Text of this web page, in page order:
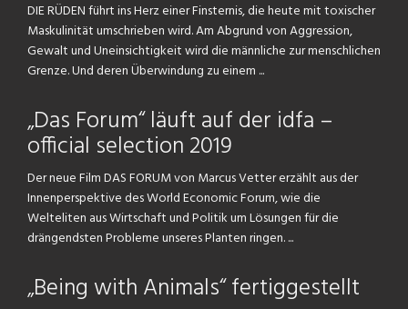
DIE RÜDEN führt ins Herz einer Finsternis, die heute mit toxischer
Maskulinität umschrieben wird. Am Abgrund von Aggression,
Gewalt und Uneinsichtigkeit wird die männliche zur menschlichen
Grenze. Und deren Überwindung zu einem ...
„Das Forum“ läuft auf der idfa –
official selection 2019
Der neue Film DAS FORUM von Marcus Vetter erzählt aus der
Innenperspektive des World Economic Forum, wie die
Welteliten aus Wirtschaft und Politik um Lösungen für die
drängendsten Probleme unseres Planten ringen. ...
„Being with Animals“ fertiggestellt